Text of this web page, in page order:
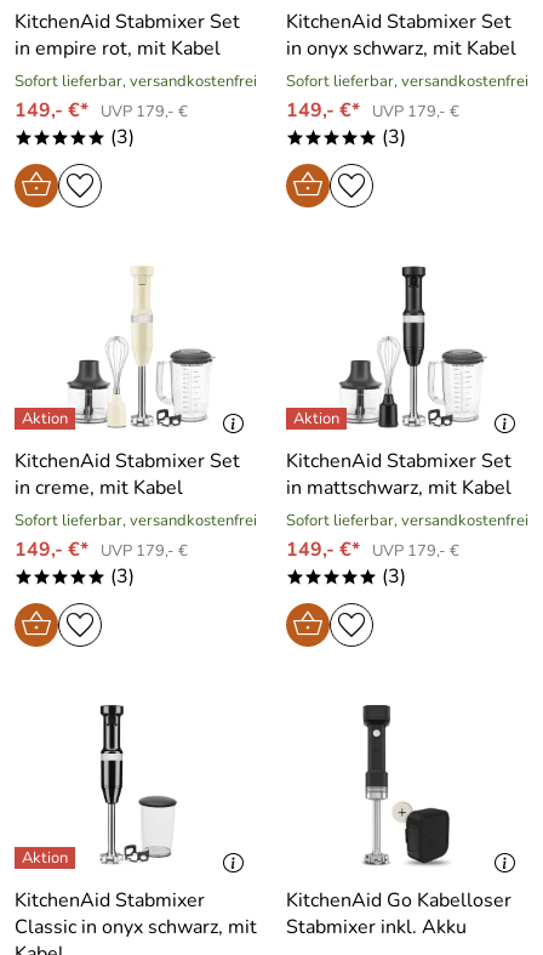
KitchenAid Stabmixer Set
in empire rot, mit Kabel
Sofort lieferbar, versandkostenfrei
149,- €* UVP 179,- €
***** (3)
KitchenAid Stabmixer Set
in onyx schwarz, mit Kabel
Sofort lieferbar, versandkostenfrei
149,- €* UVP 179,- €
***** (3)
KitchenAid Stabmixer Set
in creme, mit Kabel
Sofort lieferbar, versandkostenfrei
149,- €* UVP 179,- €
***** (3)
KitchenAid Stabmixer Set
in mattschwarz, mit Kabel
Sofort lieferbar, versandkostenfrei
149,- €* UVP 179,- €
***** (3)
KitchenAid Stabmixer
Classic in onyx schwarz, mit
KitchenAid Go Kabelloser
Stabmixer inkl. Akku